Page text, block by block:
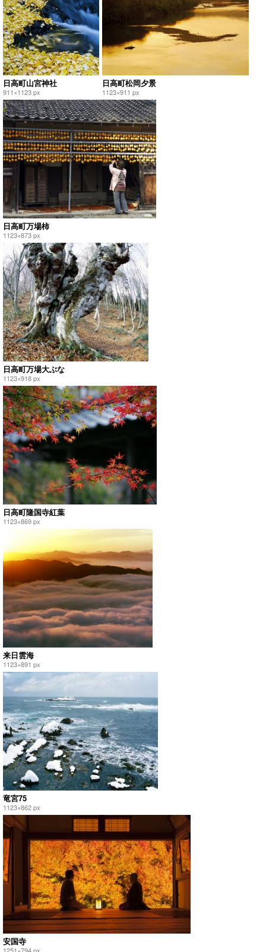
日高町山宮神社
911×1123 px
日高町松岡夕景
1123×911 px
日高町万場柿
1123×873 px
日高町万場大ぶな
1123×918 px
日高町隆国寺紅葉
1123×869 px
来日雲海
1123×891 px
竜宮75
1123×862 px
安国寺
1251×794 px